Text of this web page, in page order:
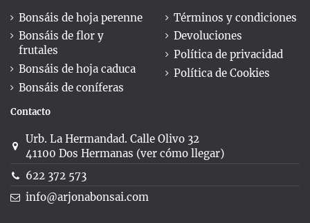
Bonsáis de hoja perenne
Bonsáis de flor y
frutales
Bonsáis de hoja caduca
Bonsáis de coníferas
Términos y condiciones
Devoluciones
Política de privacidad
Política de Cookies
Contacto
Urb. La Hermandad. Calle Olivo 32
41100 Dos Hermanas (ver cómo llegar)
622 372 573
info@arjonabonsai.com